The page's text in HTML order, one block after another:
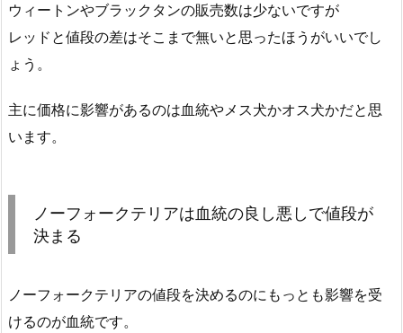
ウィートンやブラックタンの販売数は少ないですが
レッドと値段の差はそこまで無いと思ったほうがいいでし
ょう。
主に価格に影響があるのは血統やメス犬かオス犬かだと思
います。
ノーフォークテリアは血統の良し悪しで値段が
決まる
ノーフォークテリアの値段を決めるのにもっとも影響を受
けるのが血統です。